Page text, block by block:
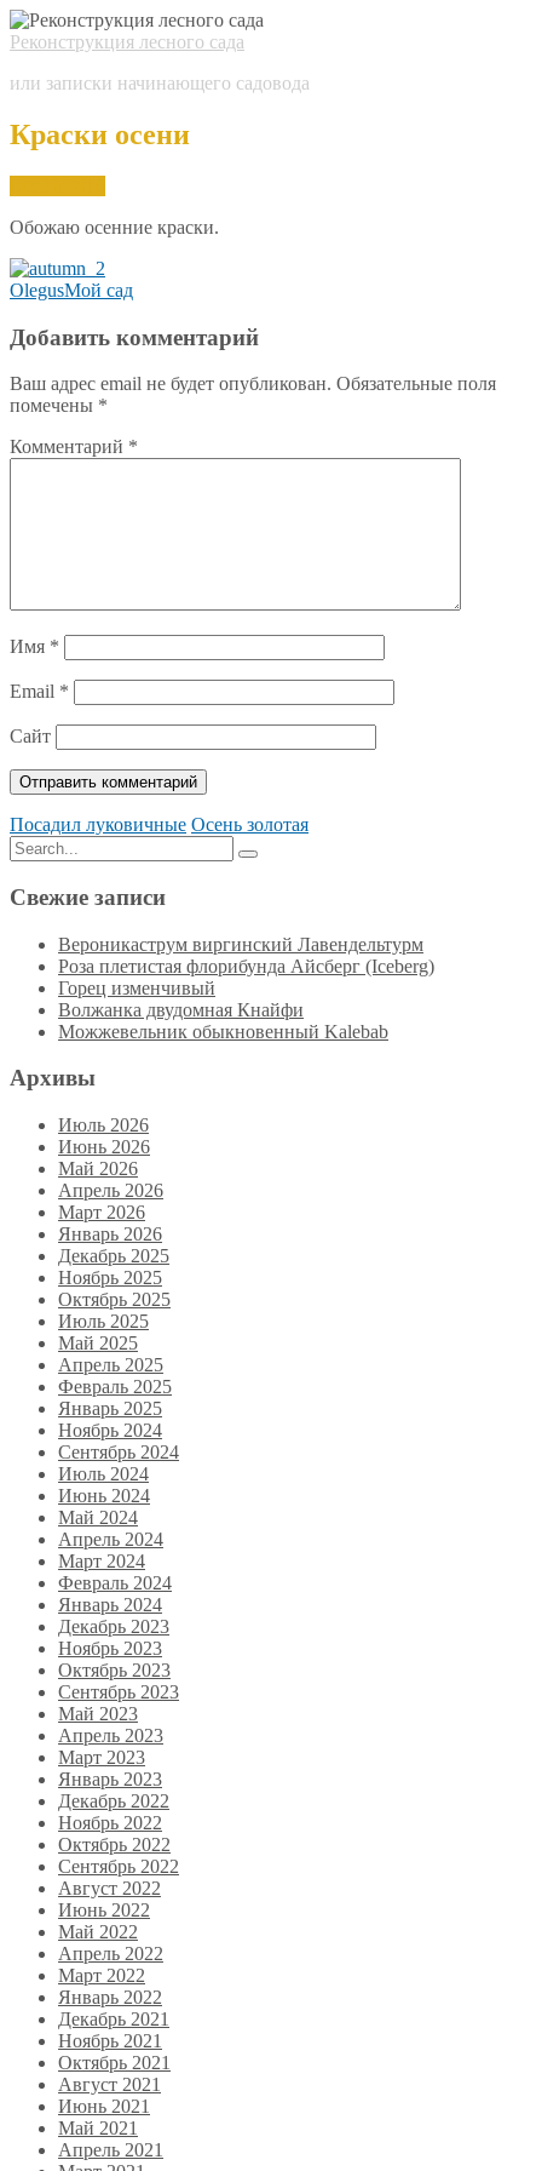
Реконструкция лесного сада
или записки начинающего садовода
Краски осени
Обожаю осенние краски.
OlegusМой сад
Добавить комментарий
Ваш адрес email не будет опубликован. Обязательные поля
помечены *
Комментарий *
Имя *
Email *
Сайт
Посадил луковичные Осень золотая
Search
for:
Search
Свежие записи
Вероникаструм виргинский Лавендельтурм
Роза плетистая флорибунда Айсберг (Iceberg)
Горец изменчивый
Волжанка двудомная Кнайфи
Можжевельник обыкновенный Kalebab
Архивы
Июль 2026
Июнь 2026
Май 2026
Апрель 2026
Март 2026
Январь 2026
Декабрь 2025
Ноябрь 2025
Октябрь 2025
Июль 2025
Май 2025
Апрель 2025
Февраль 2025
Январь 2025
Ноябрь 2024
Сентябрь 2024
Июль 2024
Июнь 2024
Май 2024
Апрель 2024
Март 2024
Февраль 2024
Январь 2024
Декабрь 2023
Ноябрь 2023
Октябрь 2023
Сентябрь 2023
Май 2023
Апрель 2023
Март 2023
Январь 2023
Декабрь 2022
Ноябрь 2022
Октябрь 2022
Сентябрь 2022
Август 2022
Июнь 2022
Май 2022
Апрель 2022
Март 2022
Январь 2022
Декабрь 2021
Ноябрь 2021
Октябрь 2021
Август 2021
Июнь 2021
Май 2021
Апрель 2021